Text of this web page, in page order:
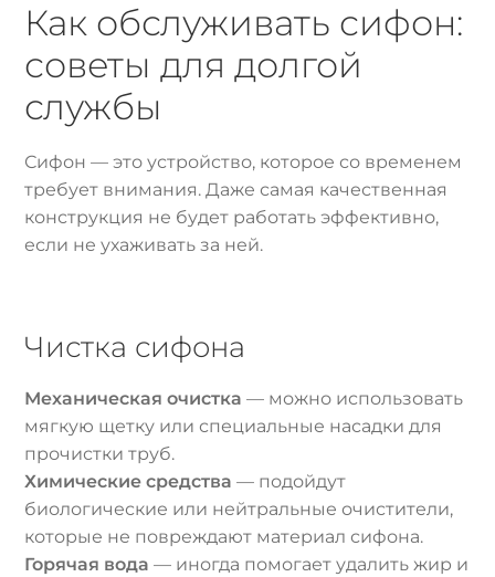
Как обслуживать сифон:
советы для долгой
службы
Сифон — это устройство, которое со временем
требует внимания. Даже самая качественная
конструкция не будет работать эффективно,
если не ухаживать за ней.
Чистка сифона
Механическая очистка — можно использовать
мягкую щетку или специальные насадки для
прочистки труб.
Химические средства — подойдут
биологические или нейтральные очистители,
которые не повреждают материал сифона.
Горячая вода — иногда помогает удалить жир и